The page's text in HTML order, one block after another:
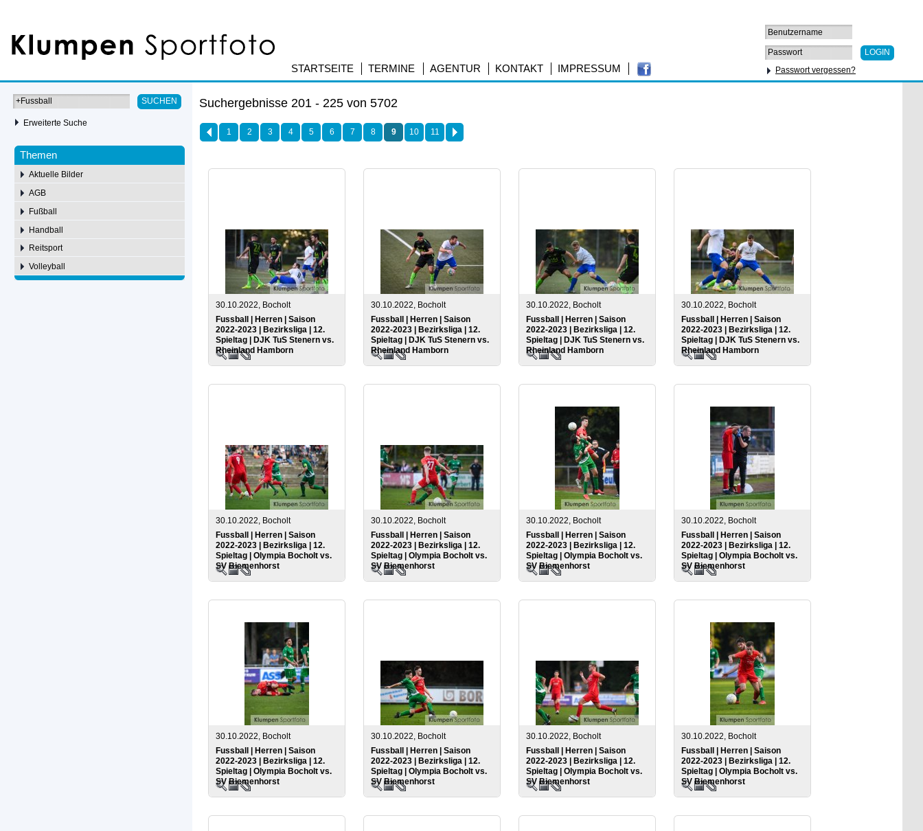
STARTSEITE TERMINE AGENTUR KONTAKT IMPRESSUM
LOGIN
Passwort vergessen?
SUCHEN
Erweiterte Suche
Themen
Aktuelle Bilder
AGB
Fußball
Handball
Reitsport
Volleyball
Suchergebnisse 201 - 225 von 5702
1 2 3 4 5 6 7 8 9 10 11
30.10.2022, Bocholt
Fussball | Herren | Saison
2022-2023 | Bezirksliga | 12.
Spieltag | DJK TuS Stenern vs.
Rheinland Hamborn
30.10.2022, Bocholt
Fussball | Herren | Saison
2022-2023 | Bezirksliga | 12.
Spieltag | DJK TuS Stenern vs.
Rheinland Hamborn
30.10.2022, Bocholt
Fussball | Herren | Saison
2022-2023 | Bezirksliga | 12.
Spieltag | DJK TuS Stenern vs.
Rheinland Hamborn
30.10.2022, Bocholt
Fussball | Herren | Saison
2022-2023 | Bezirksliga | 12.
Spieltag | DJK TuS Stenern vs.
Rheinland Hamborn
30.10.2022, Bocholt
Fussball | Herren | Saison
2022-2023 | Bezirksliga | 12.
Spieltag | Olympia Bocholt vs.
SV Biemenhorst
30.10.2022, Bocholt
Fussball | Herren | Saison
2022-2023 | Bezirksliga | 12.
Spieltag | Olympia Bocholt vs.
SV Biemenhorst
30.10.2022, Bocholt
Fussball | Herren | Saison
2022-2023 | Bezirksliga | 12.
Spieltag | Olympia Bocholt vs.
SV Biemenhorst
30.10.2022, Bocholt
Fussball | Herren | Saison
2022-2023 | Bezirksliga | 12.
Spieltag | Olympia Bocholt vs.
SV Biemenhorst
30.10.2022, Bocholt
Fussball | Herren | Saison
2022-2023 | Bezirksliga | 12.
Spieltag | Olympia Bocholt vs.
SV Biemenhorst
30.10.2022, Bocholt
Fussball | Herren | Saison
2022-2023 | Bezirksliga | 12.
Spieltag | Olympia Bocholt vs.
SV Biemenhorst
30.10.2022, Bocholt
Fussball | Herren | Saison
2022-2023 | Bezirksliga | 12.
Spieltag | Olympia Bocholt vs.
SV Biemenhorst
30.10.2022, Bocholt
Fussball | Herren | Saison
2022-2023 | Bezirksliga | 12.
Spieltag | Olympia Bocholt vs.
SV Biemenhorst